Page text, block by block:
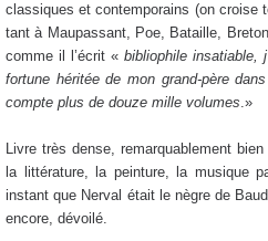
classiques et contemporains (on croise
tant à Maupassant, Poe, Bataille,
comme il l’écrit « bibliophile insatiable,
fortune héritée de mon grand-père
compte plus de douze mille volumes.»
Livre très dense, remarquablement
la littérature, la peinture, la musique
instant que Nerval était le nègre de
encore, dévoilé.